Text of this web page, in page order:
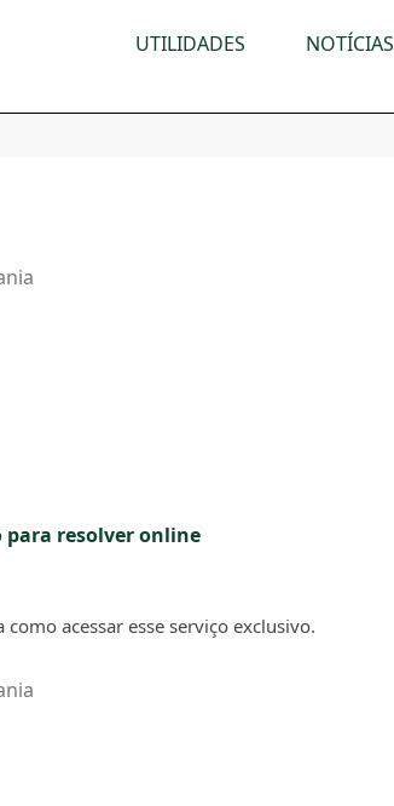
UTILIDADES NOTÍCIAS
para resolver online
acessar esse serviço exclusivo.